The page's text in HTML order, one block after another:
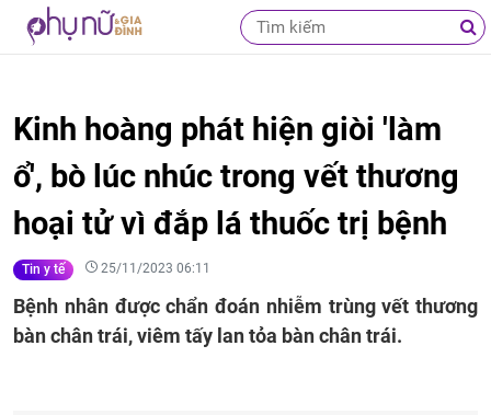
Kinh hoàng phát hiện giòi 'làm
ổ', bò lúc nhúc trong vết thương
hoại tử vì đắp lá thuốc trị bệnh
Tin y tế 25/11/2023 06:11
Bệnh nhân được chẩn đoán nhiễm trùng vết thương
bàn chân trái, viêm tấy lan tỏa bàn chân trái.